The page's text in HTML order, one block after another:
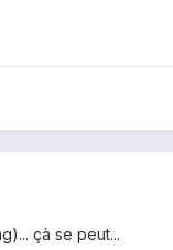
çà se peut...